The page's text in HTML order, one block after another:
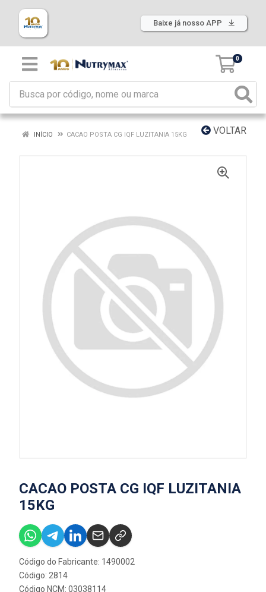
Baixe já nosso APP
0
VOLTAR
INÍCIO CACAO POSTA CG IQF LUZITANIA 15KG
CACAO POSTA CG IQF LUZITANIA
15KG
Código do Fabricante: 1490002
Código: 2814
Código NCM: 03038114